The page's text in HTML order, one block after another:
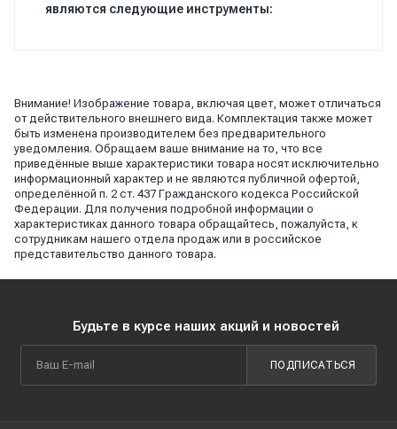
являются следующие инструменты:
Внимание! Изображение товара, включая цвет, может отличаться
от действительного внешнего вида. Комплектация также может
быть изменена производителем без предварительного
уведомления. Обращаем ваше внимание на то, что все
приведённые выше характеристики товара носят исключительно
информационный характер и не являются публичной офертой,
определённой п. 2 ст. 437 Гражданского кодекса Российской
Федерации. Для получения подробной информации о
характеристиках данного товара обращайтесь, пожалуйста, к
сотрудникам нашего отдела продаж или в российское
представительство данного товара.
Будьте в курсе наших акций и новостей
ПОДПИСАТЬСЯ